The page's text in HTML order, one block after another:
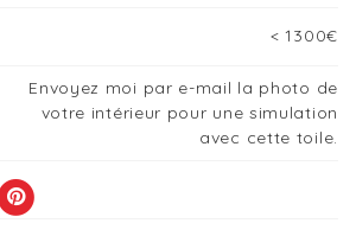
< 1300€
Envoyez moi par e-mail la photo de
votre intérieur pour une simulation
avec cette toile.